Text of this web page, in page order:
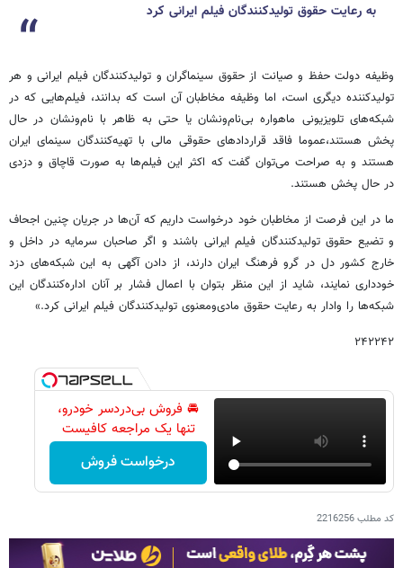
به رعایت حقوق تولیدکنندگان فیلم ایرانی کرد
وظیفه دولت حفظ و صیانت از حقوق سینماگران و تولیدکنندگان فیلم ایرانی و هر
تولیدکننده دیگری است، اما وظیفه مخاطبان آن است که بدانند، فیلم‌هایی که در
شبکه‌های تلویزیونی ماهواره بی‌نام‌ونشان یا حتی به ظاهر با نام‌ونشان در حال
پخش هستند،عموما فاقد قراردادهای حقوقی مالی با تهیه‌کنندگان سینمای ایران
هستند و به صراحت می‌توان گفت که اکثر این فیلم‌ها به صورت قاچاق و دزدی
در حال پخش هستند.
ما در این فرصت از مخاطبان خود درخواست داریم که آن‌ها در جریان چنین اجحاف
و تضیع حقوق تولیدکنندگان فیلم ایرانی باشند و اگر صاحبان سرمایه در داخل و
خارج کشور دل در گرو فرهنگ ایران دارند، از دادن آگهی به این شبکه‌های دزد
خودداری نمایند، شاید از این منظر بتوان با اعمال فشار بر آنان اداره‌کنندگان این
شبکه‌ها را وادار به رعایت حقوق مادی‌ومعنوی تولیدکنندگان فیلم ایرانی کرد.»
۲۴۲۲۴۲
🚘 فروش بی‌دردسر خودرو،
تنها یک مراجعه کافیست
درخواست فروش
کد مطلب2216256